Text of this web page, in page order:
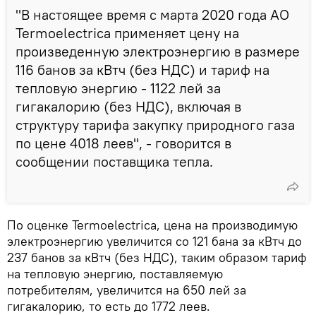
"В настоящее время с марта 2020 года АО
Termoelectrica применяет цену на
произведенную электроэнергию в размере
116 банов за кВтч (без НДС) и тариф на
тепловую энергию - 1122 лей за
гигакалорию (без НДС), включая в
структуру тарифа закупку природного газа
по цене 4018 леев", - говорится в
сообщении поставщика тепла.
По оценке Termoelectrica, цена на производимую
электроэнергию увеличится со 121 бана за кВтч до
237 банов за кВтч (без НДС), таким образом тариф
на тепловую энергию, поставляемую
потребителям, увеличится на 650 лей за
гигакалорию, то есть до 1772 леев.